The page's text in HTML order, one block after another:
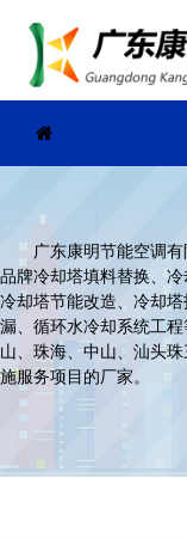
广东康明节能空调有
品牌冷却塔填料替换、
冷却塔节能改造、冷却
漏、循环水冷却系统工
山、珠海、中山、汕头
施服务项目的厂家。